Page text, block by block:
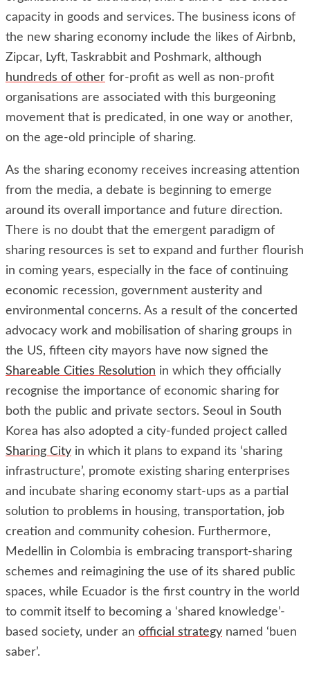
capacity in goods and services. The business icons of
the new sharing economy include the likes of Airbnb,
Zipcar, Lyft, Taskrabbit and Poshmark, although
hundreds of other for-profit as well as non-profit
organisations are associated with this burgeoning
movement that is predicated, in one way or another,
on the age-old principle of sharing.
As the sharing economy receives increasing attention
from the media, a debate is beginning to emerge
around its overall importance and future direction.
There is no doubt that the emergent paradigm of
sharing resources is set to expand and further flourish
in coming years, especially in the face of continuing
economic recession, government austerity and
environmental concerns. As a result of the concerted
advocacy work and mobilisation of sharing groups in
the US, fifteen city mayors have now signed the
Shareable Cities Resolution in which they officially
recognise the importance of economic sharing for
both the public and private sectors. Seoul in South
Korea has also adopted a city-funded project called
Sharing City in which it plans to expand its ‘sharing
infrastructure’, promote existing sharing enterprises
and incubate sharing economy start-ups as a partial
solution to problems in housing, transportation, job
creation and community cohesion. Furthermore,
Medellin in Colombia is embracing transport-sharing
schemes and reimagining the use of its shared public
spaces, while Ecuador is the first country in the world
to commit itself to becoming a ‘shared knowledge’-
based society, under an official strategy named ‘buen
saber’.